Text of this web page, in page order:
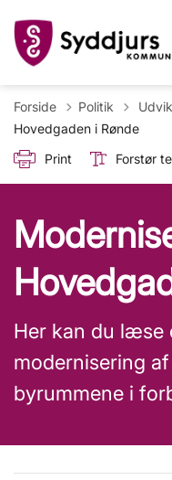
Forside Politik
Hovedgaden i Rønde
Print
Forstør
Her kan du læse
modernisering
byrummene i